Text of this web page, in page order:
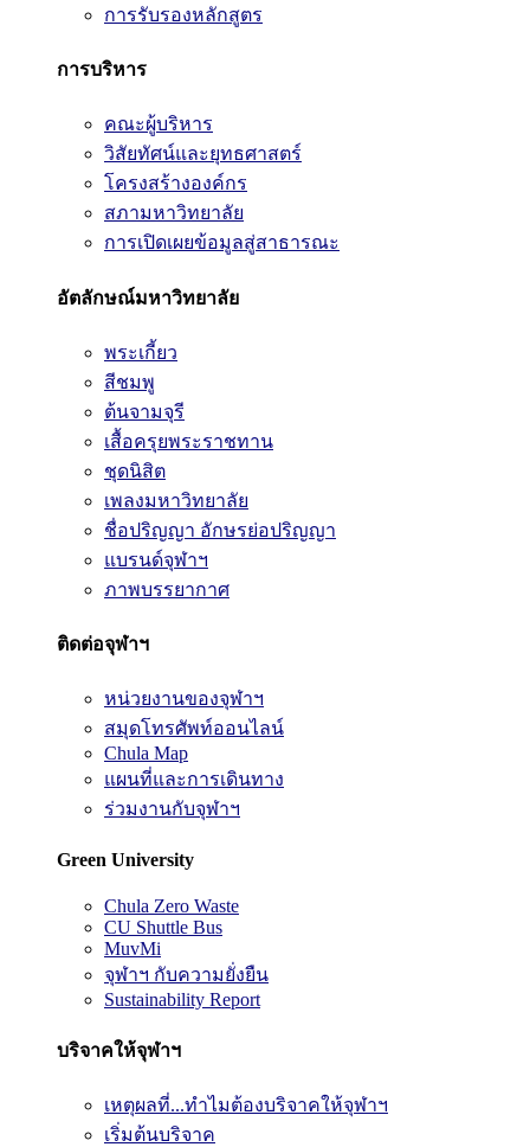
การรับรองหลักสูตร
การบริหาร
คณะผู้บริหาร
วิสัยทัศน์และยุทธศาสตร์
โครงสร้างองค์กร
สภามหาวิทยาลัย
การเปิดเผยข้อมูลสู่สาธารณะ
อัตลักษณ์มหาวิทยาลัย
พระเกี้ยว
สีชมพู
ต้นจามจุรี
เสื้อครุยพระราชทาน
ชุดนิสิต
เพลงมหาวิทยาลัย
ชื่อปริญญา อักษรย่อปริญญา
แบรนด์จุฬาฯ
ภาพบรรยากาศ
ติดต่อจุฬาฯ
หน่วยงานของจุฬาฯ
สมุดโทรศัพท์ออนไลน์
Chula Map
แผนที่และการเดินทาง
ร่วมงานกับจุฬาฯ
Green University
Chula Zero Waste
CU Shuttle Bus
MuvMi
จุฬาฯ กับความยั่งยืน
Sustainability Report
บริจาคให้จุฬาฯ
เหตุผลที่...ทำไมต้องบริจาคให้จุฬาฯ
เริ่มต้นบริจาค